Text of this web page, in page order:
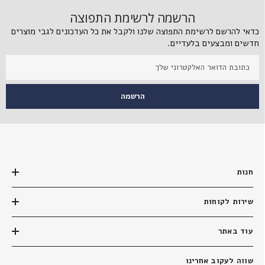
הרשמה לרשימת התפוצה
כדאי להרשם לרשימת התפוצה שלנו ולקבל את כל העדכונים לגבי מוצרים
חדשים ומבצעים בלעדיים.
הרשמה
חנות
שירות לקוחות
עוד באתר
שווה לעקוב אחרינו